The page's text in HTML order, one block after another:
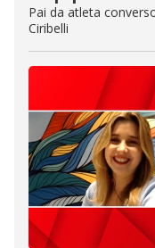
Pai da atleta
Ciribelli